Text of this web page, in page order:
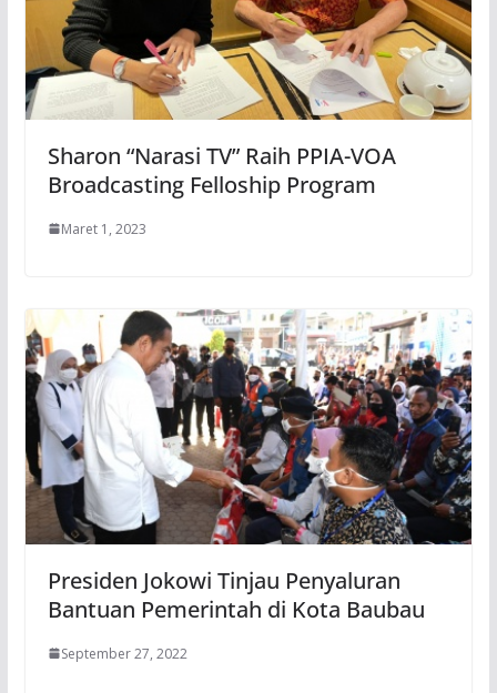
Sharon “Narasi TV” Raih PPIA-VOA
Broadcasting Felloship Program
Maret 1, 2023
Presiden Jokowi Tinjau Penyaluran
Bantuan Pemerintah di Kota Baubau
September 27, 2022